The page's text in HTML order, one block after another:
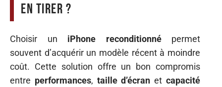
en tirer ?
Choisir un iPhone reconditionnépermet
souvent d’acquérir un modèle récent à moindre
coût. Cette solution offre un bon compromis
entre performances, taille d’écran etcapacité